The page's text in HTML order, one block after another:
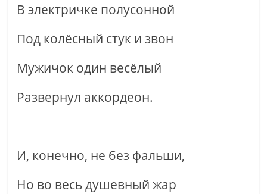
В электричке полусонной
Под колёсный стук и звон
Мужичок один весёлый
Развернул аккордеон.
И, конечно, не без фальши,
Но во весь душевный жар